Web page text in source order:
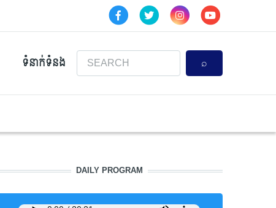
ទំនាក់ទំនង Search
DAILY PROGRAM